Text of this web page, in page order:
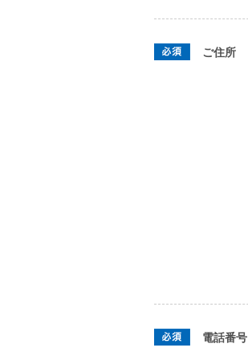
ご住所
電話番号